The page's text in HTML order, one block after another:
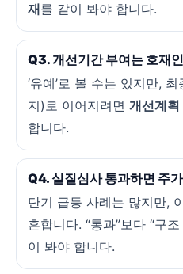
재를 같이 봐야 합니다.
Q3. 개선기간 부여는 호재
‘유예’로 볼 수는 있지만,
지)로 이어지려면 개선계획
합니다.
Q4. 실질심사 통과하면 주
단기 급등 사례는 많지만,
흔합니다. “통과”보다 “구
이 봐야 합니다.